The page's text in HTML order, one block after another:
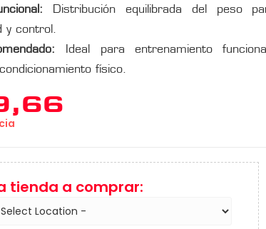
Distribución equilibrada del peso
y control.
Ideal para entrenamiento
físico.
tienda a comprar: